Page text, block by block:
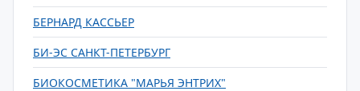
БЕРНАРД КАССЬЕР
БИ-ЭС САНКТ-ПЕТЕРБУРГ
БИОКОСМЕТИКА "МАРЬЯ ЭНТРИХ"